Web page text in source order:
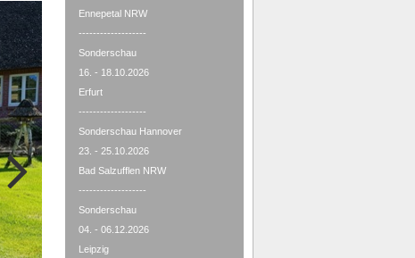
Ennepetal NRW
-------------------
Sonderschau
16. - 18.10.2026
Erfurt
-------------------
Sonderschau Hannover
23. - 25.10.2026
Bad Salzufflen NRW
-------------------
Sonderschau
04. - 06.12.2026
Leipzig